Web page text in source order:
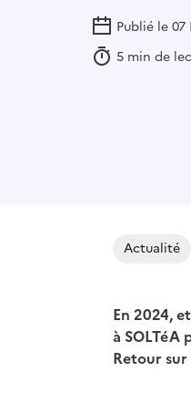
Publié le
5 min de
Actualité
En 2024,
à SOLTéA
Retour